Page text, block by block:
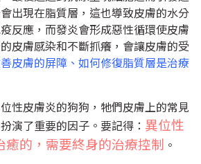
出現在脂質層，這也導致皮膚的水分
反應，而發炎會形成惡性循環使皮膚
皮膚感染和不斷抓癢，會讓皮膚的受
皮膚的屏障、如何修復脂質層是治療
性皮膚炎的狗狗，牠們皮膚上的常見
演了重要的因子。要記得： 異位性
癒的，需要終身的治療控制 。